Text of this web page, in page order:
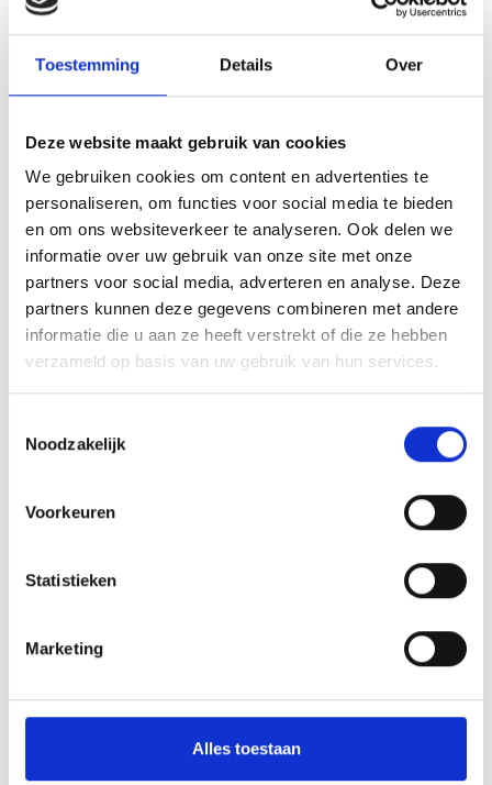
Toestemming Details Over
Deze website maakt gebruik van cookies
We gebruiken cookies om content en advertenties te
personaliseren, om functies voor social media te bieden
en om ons websiteverkeer te analyseren. Ook delen we
informatie over uw gebruik van onze site met onze
partners voor social media, adverteren en analyse. Deze
partners kunnen deze gegevens combineren met andere
informatie die u aan ze heeft verstrekt of die ze hebben
verzameld op basis van uw gebruik van hun services.
Noodzakelijk
Voorkeuren
Statistieken
Marketing
Alles toestaan
Whatsappgroep
Alle ommetjes vinden plaats op zondag. Wil je
meedoen aan een of alle ommetjes? Meld je je
dan aan via
info@mantelzorgcentrum.nl
jouw mobiele nummer. Wij sturen je mobiele
nummer door naar Riët en Corinne, de
organisatoren van de wandelingen, en zij voegen
je toe aan de whatsappgroep. Zo ben je altijd op
de hoogte van de komende ommetjes!
Ik meld me aan
Contact
1742 LE , Schagen